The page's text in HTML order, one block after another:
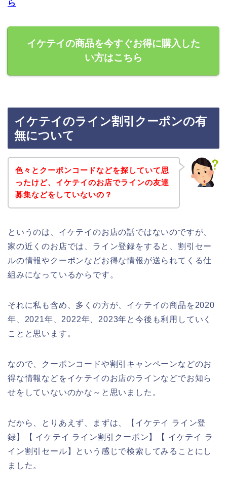
ら
イケテイの商品を今すぐお得に購入した
い方はこちら
イケテイのライン割引クーポンの有
無について
色々とクーポンコードなどを探していて思
ったけど、イケテイのお店でラインの友達
募集などをしていないの？
というのは、イケテイのお店の話ではないのですが、
家の近くのお店では、ライン登録をすると、割引セー
ルの情報やクーポンなどお得な情報が送られてくる仕
組みになっているからです。
それに私も含め、多くの方が、イケテイの商品を2020
年、2021年、2022年、2023年と今後も利用していく
ことと思います。
なので、クーポンコードや割引キャンペーンなどのお
得な情報などをイケテイのお店のラインなどでお知ら
せをしていないのかな～と思いました。
だから、とりあえず、まずは、【イケテイ ライン登
録】【 イケテイ ライン割引クーポン】【 イケテイ ラ
イン割引セール】という感じで検索してみることにし
ました。